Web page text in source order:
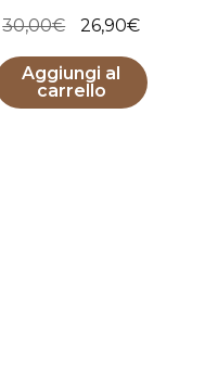
30,00€
prezzo
originale
era:
26,90€Il
attuale
è:
Aggiungi al
carrello